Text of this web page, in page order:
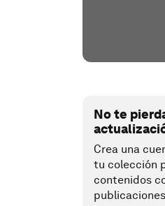
No te
Crea una
tu colección
contenidos